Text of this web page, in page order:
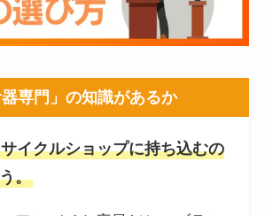
専門」の知識があるか
イクルショップに持ち込むの
。